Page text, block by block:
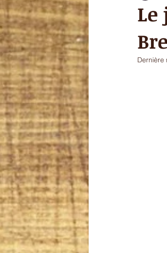
Le
Dernière